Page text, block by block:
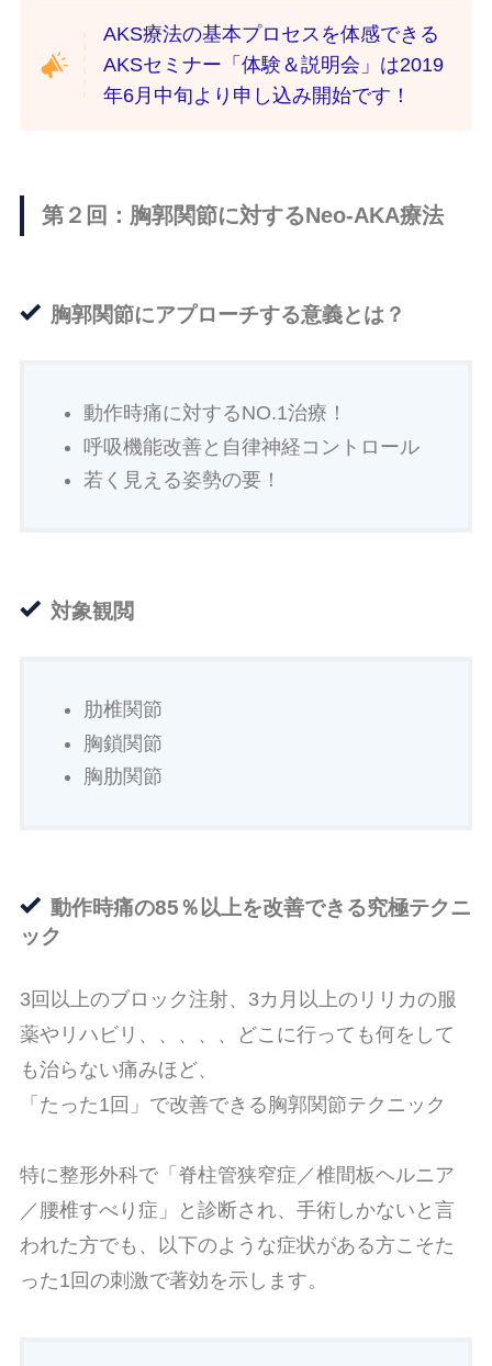
AKS療法の基本プロセスを体感できる
AKSセミナー「体験＆説明会」は2019
年6月中旬より申し込み開始です！
第２回：胸郭関節に対するNeo-AKA療法
胸郭関節にアプローチする意義とは？
動作時痛に対するNO.1治療！
呼吸機能改善と自律神経コントロール
若く見える姿勢の要！
対象観閲
肋椎関節
胸鎖関節
胸肋関節
動作時痛の85％以上を改善できる究極テクニ
ック
3回以上のブロック注射、3カ月以上のリリカの服
薬やリハビリ、、、、、どこに行っても何をして
も治らない痛みほど、
「たった1回」で改善できる胸郭関節テクニック
特に整形外科で「脊柱管狭窄症／椎間板ヘルニア
／腰椎すべり症」と診断され、手術しかないと言
われた方でも、以下のような症状がある方こそた
った1回の刺激で著効を示します。